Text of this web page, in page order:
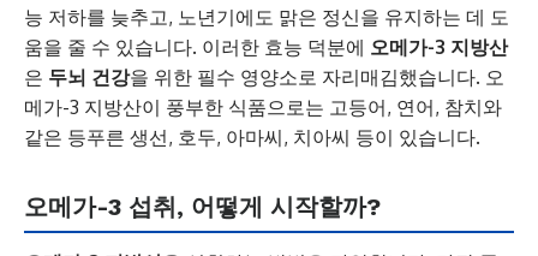
능 저하를 늦추고, 노년기에도 맑은 정신을 유지하는 데 도
움을 줄 수 있습니다. 이러한 효능 덕분에 오메가-3 지방산
은 두뇌 건강을 위한 필수 영양소로 자리매김했습니다. 오
메가-3 지방산이 풍부한 식품으로는 고등어, 연어, 참치와
같은 등푸른 생선, 호두, 아마씨, 치아씨 등이 있습니다.
오메가-3 섭취, 어떻게 시작할까?